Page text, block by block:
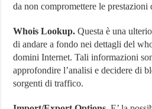
da non compromettere le prestazioni
Whois Lookup. Questa è una
di andare a fondo nei dettagli del
domini Internet. Tali informazioni
approfondire l’analisi e decidere di
sorgenti di traffico.